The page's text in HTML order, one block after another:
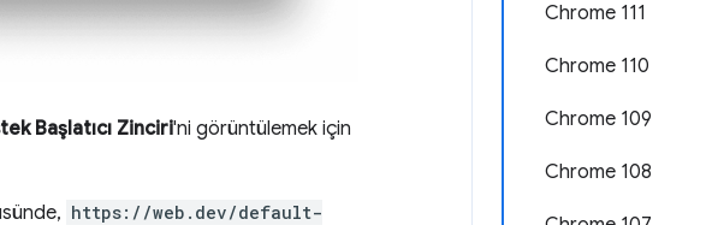
Chrome 111
Chrome 110
Chrome 109
Chrome 108
Başlatıcı Zinciri'ni görüntülemek için
https://web.dev/default-